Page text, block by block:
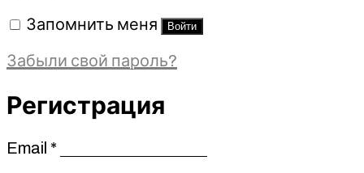
Запомнить меня Войти
Забыли свой пароль?
Регистрация
Email *Обязательно